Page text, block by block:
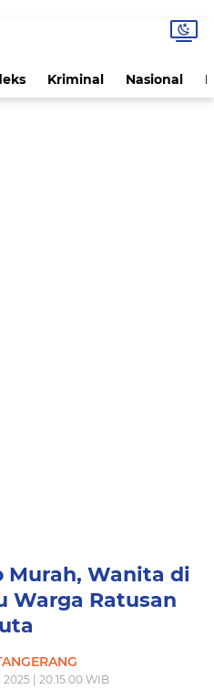
Kriminal Nasional
Murah, Wanita di
Warga Ratusan
| 20.15.00 WIB